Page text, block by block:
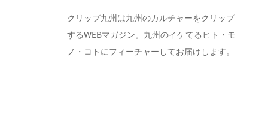
クリップ九州は九州のカルチャーをクリップ
するWEBマガジン。九州のイケてるヒト・モ
ノ・コトにフィーチャーしてお届けします。